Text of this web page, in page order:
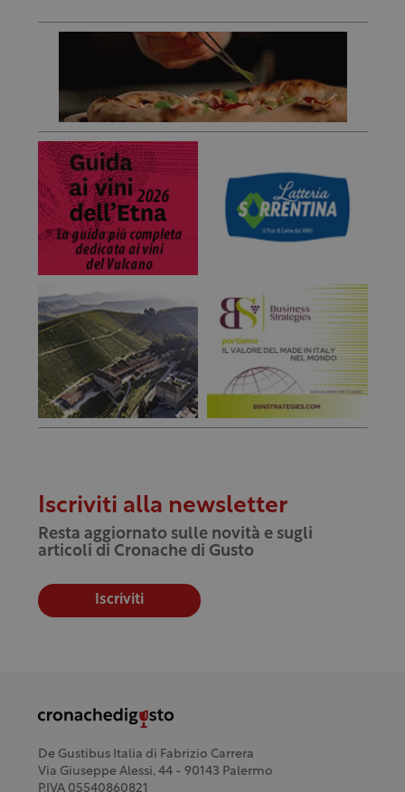
Iscriviti alla newsletter
Resta aggiornato sulle novità e sugli
articoli di Cronache di Gusto
Iscriviti
De Gustibus Italia di Fabrizio Carrera
Via Giuseppe Alessi, 44 - 90143 Palermo
P.IVA 05540860821